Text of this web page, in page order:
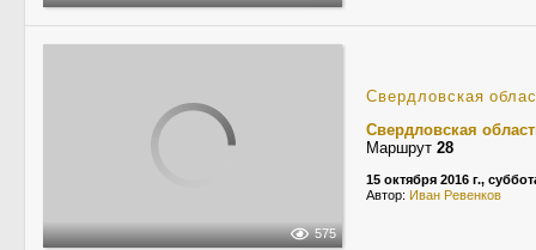
575
Свердловская
Свердловская
Маршрут 28
15 октября 2016 г.,
Автор: Иван Ревенков